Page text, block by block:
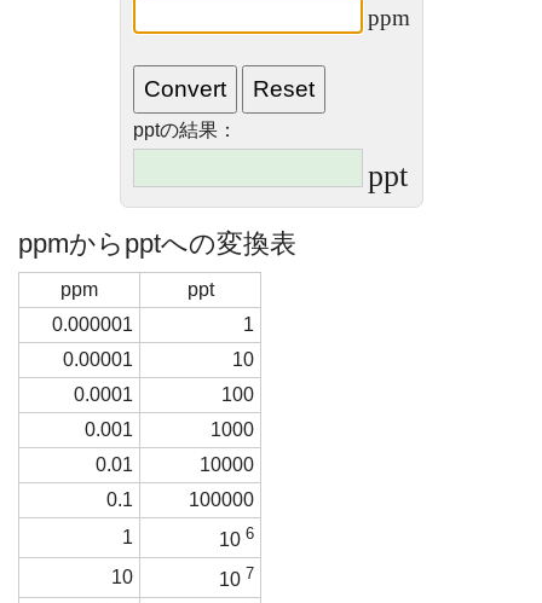
ppm
pptの結果：
ppt
ppmからpptへの変換表
ppm
ppt
0.000001
1
0.00001
10
0.0001
100
0.001
1000
0.01
10000
0.1
100000
1
10 6
10 10 7